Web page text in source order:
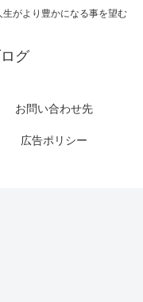
がより豊かになる事を望む
グ
お問い合わせ先
広告ポリシー